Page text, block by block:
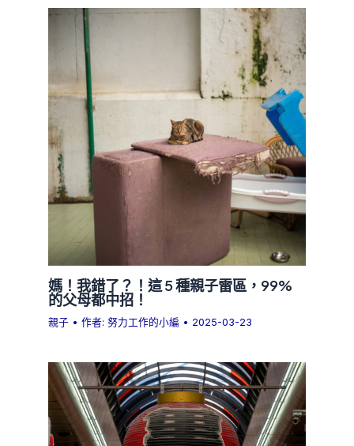
媽！我錯了？！這 5 種親子雷區，99%
的父母都中招！
親子 • 作者:努力工作的小編 • 2025-03-23